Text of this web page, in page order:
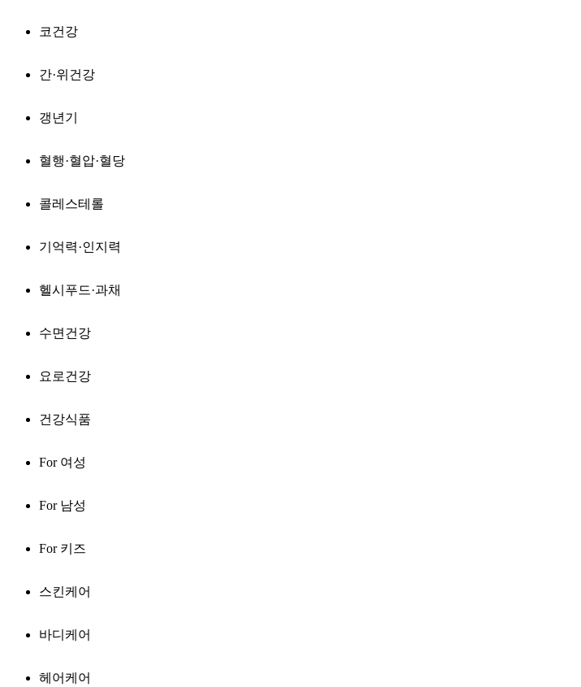
코건강
간·위건강
갱년기
혈행·혈압·혈당
콜레스테롤
기억력·인지력
헬시푸드·과채
수면건강
요로건강
건강식품
For 여성
For 남성
For 키즈
스킨케어
바디케어
헤어케어